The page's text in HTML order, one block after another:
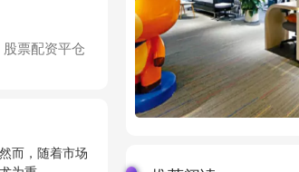
票配资平仓
而，随着市场